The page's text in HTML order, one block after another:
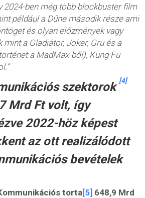
2024-ben még több blockbuster film
például a Dűne második része ami
és olyan előzmények vagy
a Gladiátor, Joker, Gru és a
a MadMax-ből), Kung Fu
szektorok [4]
Mrd Ft volt, így
2022-höz képest
az ott realizálódott
bevételek
torta[5] 648,9 Mrd